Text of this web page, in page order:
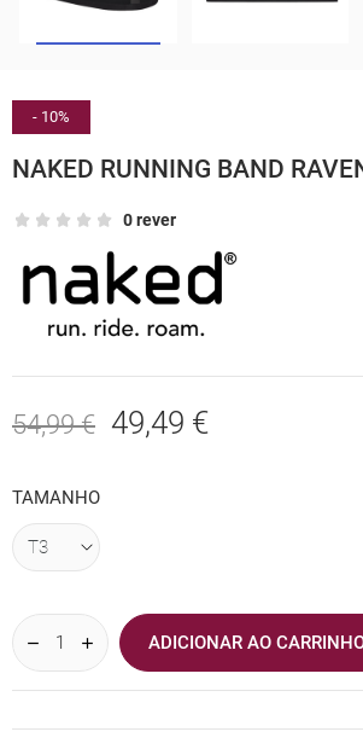
- 10%
NAKED RUNNING BAND
0 rever
54,99 € 49,49 €
TAMANHO
ADICIONAR AO